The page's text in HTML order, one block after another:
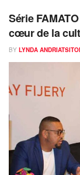
Série
cœur de la
BY LYNDA